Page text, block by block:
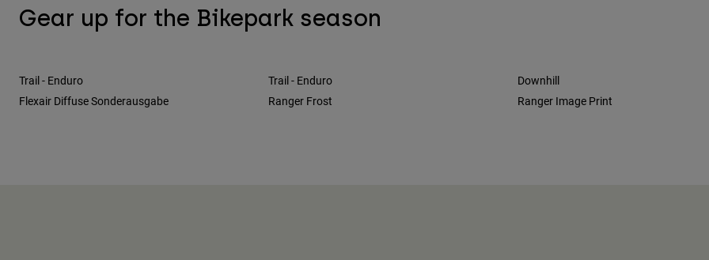
Gear up for the Bikepark season
Trail - Enduro
Flexair Diffuse Sonderausgabe
Trail - Enduro
Ranger Frost
Downhill
Ranger Image Print